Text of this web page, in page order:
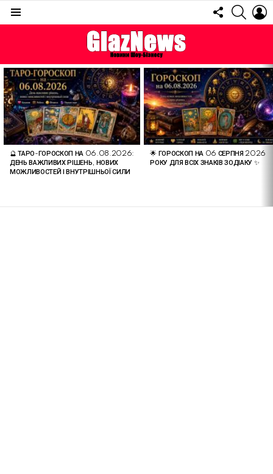
FOLLOW
US
ОСТАННІ
СТАТТІ
🔮 ТАРО-ГОРОСКОП НА 06.08.2026:
ДЕНЬ ВАЖЛИВИХ РІШЕНЬ, НОВИХ
МОЖЛИВОСТЕЙ І ВНУТРІШНЬОЇ СИЛИ
🌟 ГОРОСКОП НА 06 СЕРПНЯ 2026
РОКУ ДЛЯ ВСІХ ЗНАКІВ ЗОДІАКУ ✨